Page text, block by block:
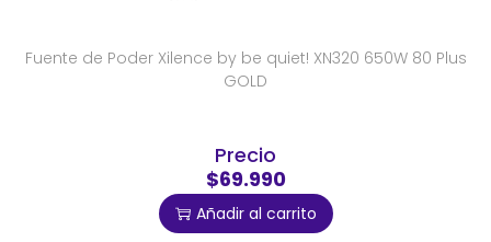
Fuente de Poder Xilence by be quiet! XN320 650W 80 Plus
GOLD
Precio
$69.990
Añadir al carrito